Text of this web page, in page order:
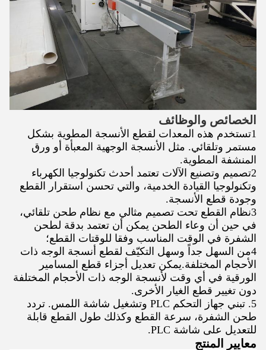
الخصائص والوظائف
1تستخدم هذه المعدات لقطع الأنسجة المطوية بشكل
مستمر وتلقائي. مثل الأنسجة الوجهية المعبأة أو ورق
المنشفة المطوية.
2تصميم وتصنيع الآلات تعتمد أحدث تكنولوجيا الكهرباء
وتكنولوجيا القيادة الخدمية، والتي تحسن استقرار القطع
وجودة قطع الأنسجة.
3نظام القطع تحت تصميم مثالي مع نظام طحن تلقائي،
في حين أن وعاء الطحن يمكن أن تعتمد بدقة لطحن
الشفرة في الوقت المناسب وفقا للوقتات القطع؛
4من السهل جداً وسهل التكيّف لقطع أنسجة الوجه ذات
الأحجام المختلفة.يمكن تعديل أجزاء قطع المسامير
الورقية في أي وقت لأنسجة الوجه ذات الأحجام المختلفة
دون تغيير قطع الغيار الأخرى.
5. تبني جهاز التحكم PLC وتشغيل شاشة اللمس. تردد
طحن الشفرة، سرعة القطع وكذلك طول القطع قابلة
للتعديل على شاشة PLC.
معايير المنتج